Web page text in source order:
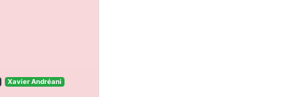
Xavier Andréani